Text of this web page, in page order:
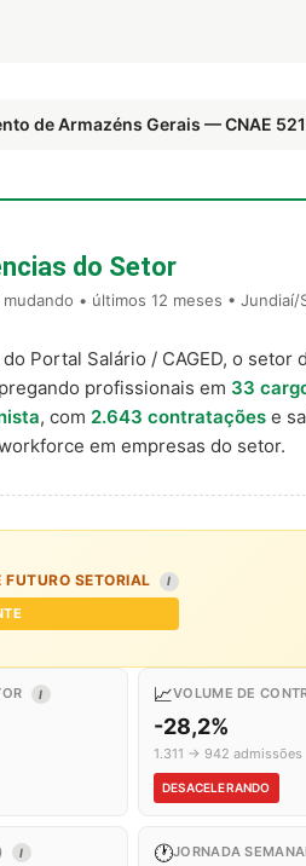
de Armazéns Gerais — CNAE
do Setor
• últimos 12 meses •
Portal Salário / CAGED, o setor
profissionais em 33
, com 2.643 contratações e
em empresas do setor.
FUTURO SETORIAL I
I 📈VOLUME DE
-28,2%
1.311 → 942 admissões
DESACELERANDO
I 🕐JORNADA